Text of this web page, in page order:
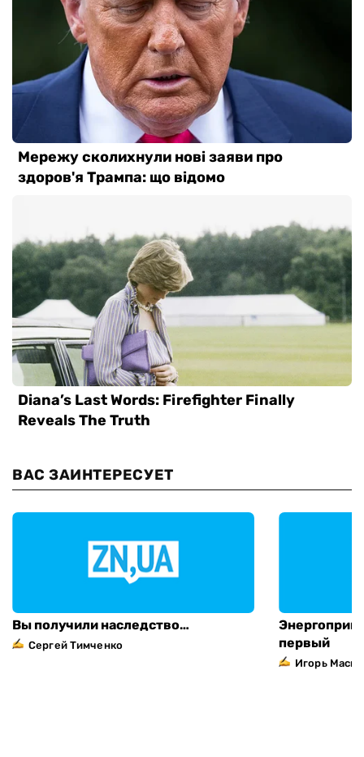
ВАС ЗАИНТЕРЕСУЕТ
Вы получили наследство…
Сергей Тимченко
первый
Игорь